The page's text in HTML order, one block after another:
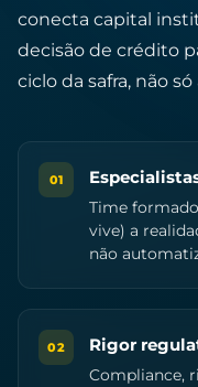
conecta capital
decisão de crédito
ciclo da safra, não
01
Time
vive) a
não
02 Rigor
Compliance,